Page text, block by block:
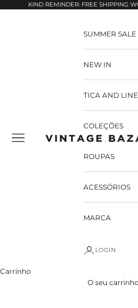
Pular para o conteúdo
KIND REMINDER: FREE SHIPPING
Vintage Bazaar
SUMMER
NEW IN
TICA AND
COLEÇÕES
ROUPAS
ACESSÓRIOS
MARCA
LOGIN
Carrinho
O seu